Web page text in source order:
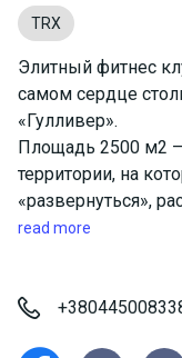
TRX
Элитный фитнес
самом сердце
«Гулливер».
Площадь 2500 м2
территории, на
«развернуться»,
шаг в будущее, в
«Sky Fitness» — это клуб, который органично вмещает
read more